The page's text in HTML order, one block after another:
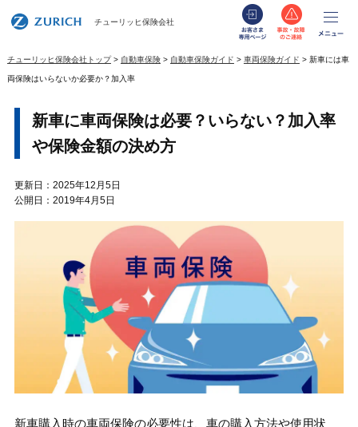
チューリッヒ保険会社
お客さま専用
事故・
チューリッヒ保険会社トップ 自動車保険 自動車保険ガイド 車両保険ガイド 新車には車
両保険はいらないか必要か？加入率
新車に車両保険は必要？いらない？加入率
や保険金額の決め方
更新日：2025年12月5日
公開日：2019年4月5日
新車購入時の車両保険の必要性は、車の購入方法や使用状